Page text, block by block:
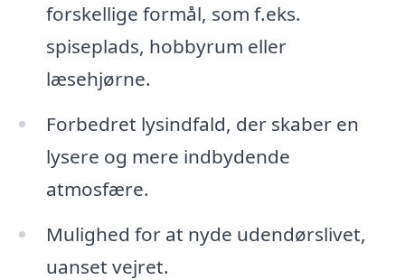
forskellige formål, som f.eks.
spiseplads, hobbyrum eller
læsehjørne.
Forbedret lysindfald, der skaber en
lysere og mere indbydende
atmosfære.
Mulighed for at nyde udendørslivet,
uanset vejret.